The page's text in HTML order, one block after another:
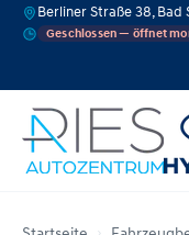
Berliner Straße 38, Bad
Geschlossen — öffnet